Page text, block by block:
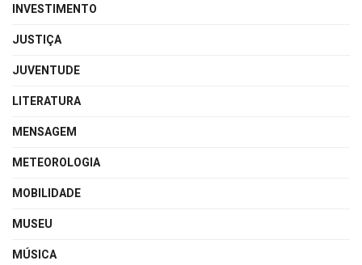
INVESTIMENTO
JUSTIÇA
JUVENTUDE
LITERATURA
MENSAGEM
METEOROLOGIA
MOBILIDADE
MUSEU
MÚSICA